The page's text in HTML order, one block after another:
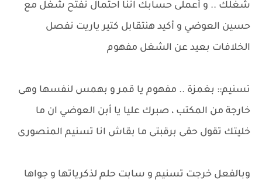
شغلك .. و أعملى حسابك اننا احتمال نفتح شغل مع
حسين العوضي و أكيد هنتقابل كتير ياريت نفصل
الخلافات بعيد عن الشغل مفهوم
تسنيم:: بغمزة .. مفهوم يا قمر و بهمس لنفسها وهى
خارجة من المكتب ، صبرك عليا يا أبن العوضي ان ما
خليتك تقول حقى برقبتى ما بقاش انا تسنيم المنصورى
وبالفعل خرجت تسنيم و سابت حلم لذكرياتها و جواها